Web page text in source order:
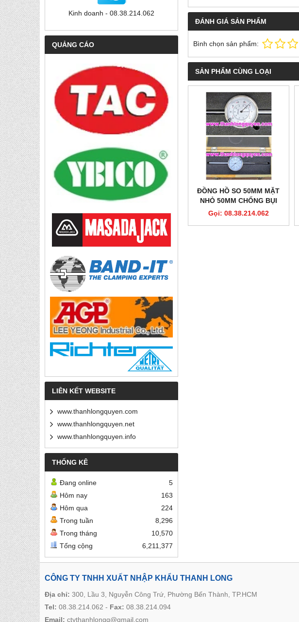
Kinh doanh - 08.38.214.062
QUẢNG CÁO
LIÊN KẾT WEBSITE
www.thanhlongquyen.com
www.thanhlongquyen.net
www.thanhlongquyen.info
THỐNG KÊ
Đang online
5
Hôm nay
163
Hôm qua
224
Trong tuần
8,296
Trong tháng
10,570
Tổng cộng
6,211,377
ĐÁNH GIÁ SẢN PHẨM
Bình chọn sản phẩm:
SẢN PHẨM CÙNG LOẠI
ĐỒNG HỒ SO 50MM MẶT
NHỎ 50MM CHỐNG BỤI
Gọi: 08.38.214.062
CÔNG TY TNHH XUẤT NHẬP KHẨU THANH LONG
Địa chỉ: 300, Lầu 3, Nguyễn Công Trứ, Phường Bến Thành, TP.HCM
Tel: 08.38.214.062 - Fax: 08.38.214.094
Email: ctythanhlongq@gmail.com